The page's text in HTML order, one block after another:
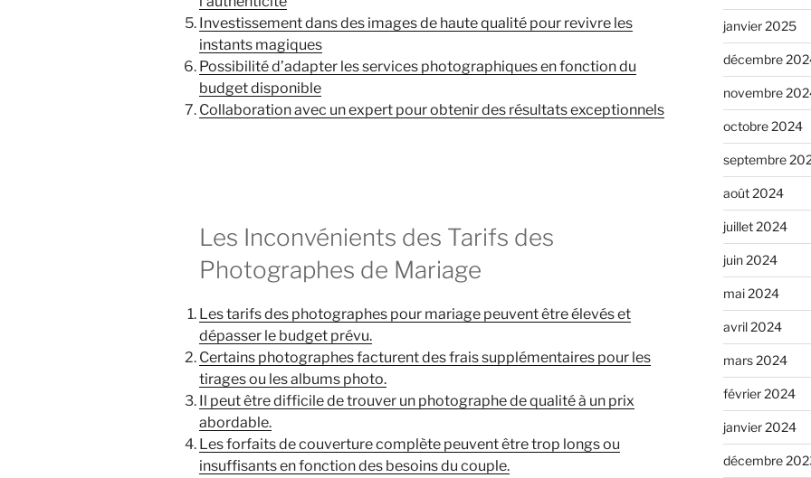
Investissement dans des images de haute qualité pour revivre les
instants magiques
Possibilité d’adapter les services photographiques en fonction du
budget disponible
Collaboration avec un expert pour obtenir des résultats exceptionnels
Les Inconvénients des Tarifs des
Photographes de Mariage
Les tarifs des photographes pour mariage peuvent être élevés et
dépasser le budget prévu.
Certains photographes facturent des frais supplémentaires pour les
tirages ou les albums photo.
Il peut être difficile de trouver un photographe de qualité à un prix
abordable.
Les forfaits de couverture complète peuvent être trop longs ou
insuffisants en fonction des besoins du couple.
janvier 2025
décembre
novembre
octobre 2024
septembre
août 2024
juillet 2024
juin 2024
mai 2024
avril 2024
mars 2024
février 2024
janvier 2024
décembre